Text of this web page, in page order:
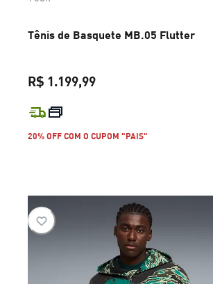
Tênis de Basquete MB.05 Flutter
R$ 1.199,99
20% OFF COM O CUPOM "PAIS"